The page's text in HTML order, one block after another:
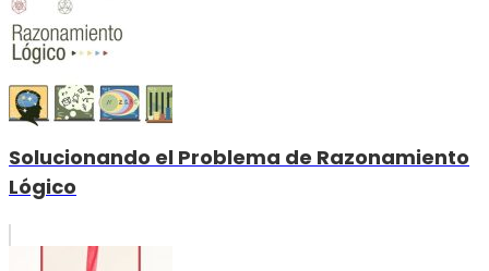
Solucionando el Problema de Razonamiento
Lógico